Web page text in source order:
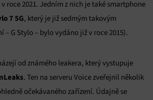
roce 2021. Jedním z nich je také smartphone
7 5G, který je již sedmým takovým
– G Stylo – bylo vydáno již v roce 2015).
od známého leakera, který vystupuje
. Ten na serveru Voice zveřejnil několik
očekávaného zařízení. Údajně se